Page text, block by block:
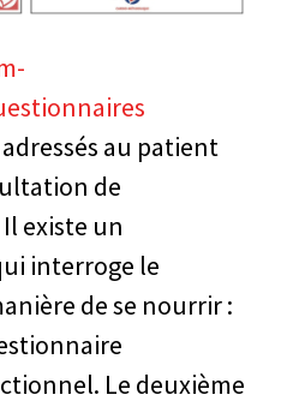
au patient
de
existe un
interroge le
de se nourrir :
Le deuxième